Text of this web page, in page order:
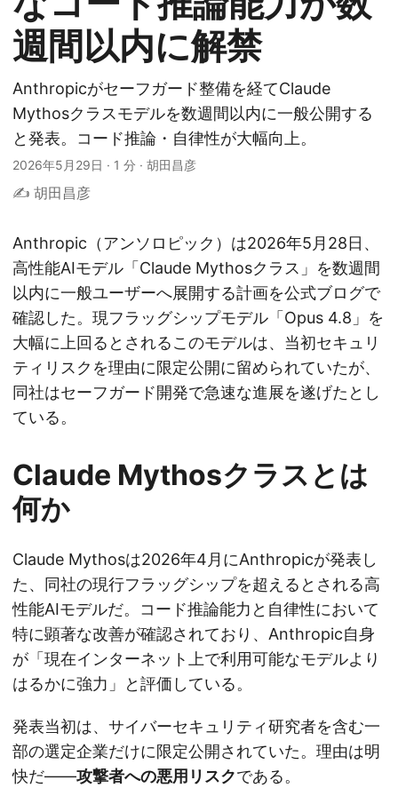
週間以内に解禁
Anthropicがセーフガード整備を経てClaude
Mythosクラスモデルを数週間以内に一般公開する
と発表。コード推論・自律性が大幅向上。
2026年5月29日 · 1 分 · 胡田昌彦
✍️ 胡田昌彦
Anthropic（アンソロピック）は2026年5月28日、
高性能AIモデル「Claude Mythosクラス」を数週間
以内に一般ユーザーへ展開する計画を公式ブログで
確認した。現フラッグシップモデル「Opus 4.8」を
大幅に上回るとされるこのモデルは、当初セキュリ
ティリスクを理由に限定公開に留められていたが、
同社はセーフガード開発で急速な進展を遂げたとし
ている。
Claude Mythosクラスとは
何か
Claude Mythosは2026年4月にAnthropicが発表し
た、同社の現行フラッグシップを超えるとされる高
性能AIモデルだ。コード推論能力と自律性において
特に顕著な改善が確認されており、Anthropic自身
が「現在インターネット上で利用可能なモデルより
はるかに強力」と評価している。
発表当初は、サイバーセキュリティ研究者を含む一
部の選定企業だけに限定公開されていた。理由は明
快だ——攻撃者への悪用リスクである。